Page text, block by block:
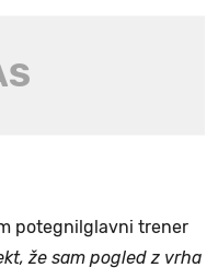
potegnilglavni trener
že sam pogled z vrha